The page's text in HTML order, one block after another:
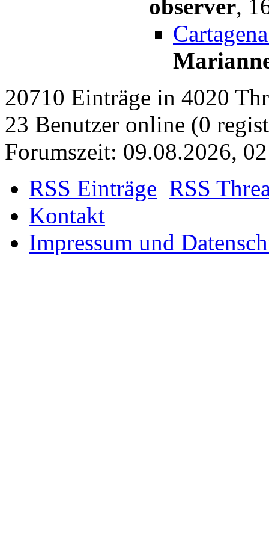
observer,
20710 Einträge in 4020
23 Benutzer online (0
Forumszeit: 09.08.2026,
RSS Einträge RSS
Kontakt
Impressum und